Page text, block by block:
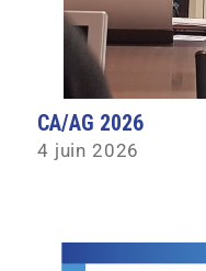
CA/AG 2026
4 juin 2026